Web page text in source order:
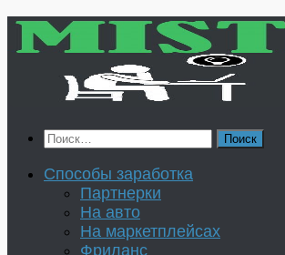
Перейти
Найти:
Способы заработка
Партнерки
На авто
На маркетплейсах
Фриланс